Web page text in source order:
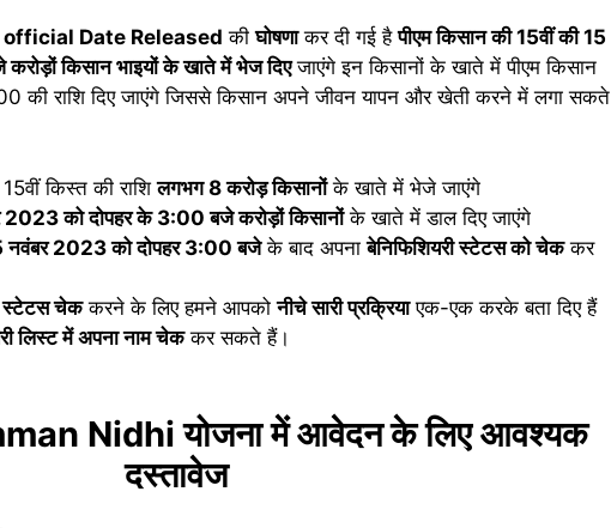
Date Released कीघोषणाकर दी गई हैपीएम किसान की 15वीं की 15
किसान भाइयों के खाते में भेज दिएजाएंगे इन किसानों के खाते में पीएम किसान
की राशि दिए जाएंगे जिससे किसान अपने जीवन यापन और खेती करने में लगा सकते
किस्त की राशिलगभग 8 करोड़ किसानोंके खाते में भेजे जाएंगे
2023 को दोपहर के 3:00 बजे करोड़ों किसानोंके खाते में डाल दिए जाएंगे
नवंबर 2023 को दोपहर 3:00 बजेके बाद अपनाबेनिफिशियरी स्टेटस को चेककर
स्टेटस चेककरने के लिए हमने आपकोनीचे सारी प्रक्रियाएक-एक करके बता दिए हैं
लिस्ट में अपना नाम चेककर सकते हैं।
Nidhi योजना में आवेदन के लिए आवश्यक
दस्तावेज